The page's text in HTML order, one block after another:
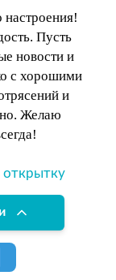
Пусть
новости и
с хорошими
и
Желаю
открытку